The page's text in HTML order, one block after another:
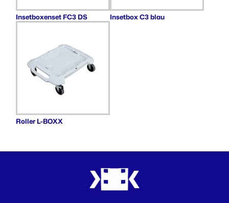
Insetboxenset FC3 DS Insetbox C3 blau
Roller L-BOXX